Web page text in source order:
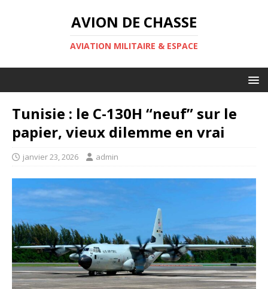
AVION DE CHASSE
AVIATION MILITAIRE & ESPACE
Tunisie : le C-130H “neuf” sur le
papier, vieux dilemme en vrai
janvier 23, 2026 admin